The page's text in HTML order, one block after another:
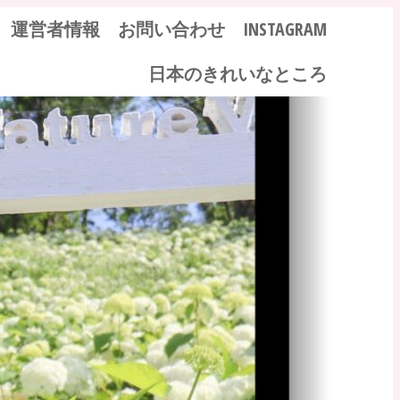
運営者情報 お問い合わせ
INSTAGRAM
日本のきれいなところ